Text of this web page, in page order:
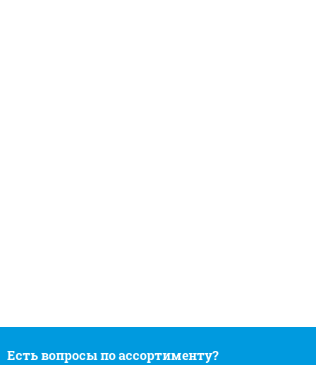
Есть вопросы по ассортименту?